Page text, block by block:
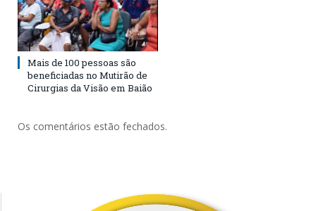
Mais de 100 pessoas são
beneficiadas no Mutirão de
Cirurgias da Visão em Baião
Os comentários estão fechados.